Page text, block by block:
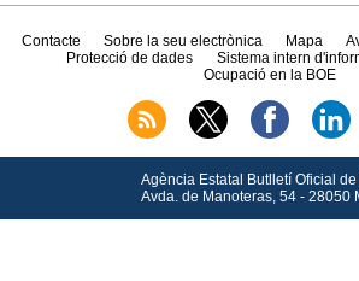
Contacte Sobre la seu electrònica Mapa
Protecció de dades
Sistema intern
Ocupació en la BOE
Agència Estatal Butlletí Oficial de
Avda.de Manoteras, 54 - 28050